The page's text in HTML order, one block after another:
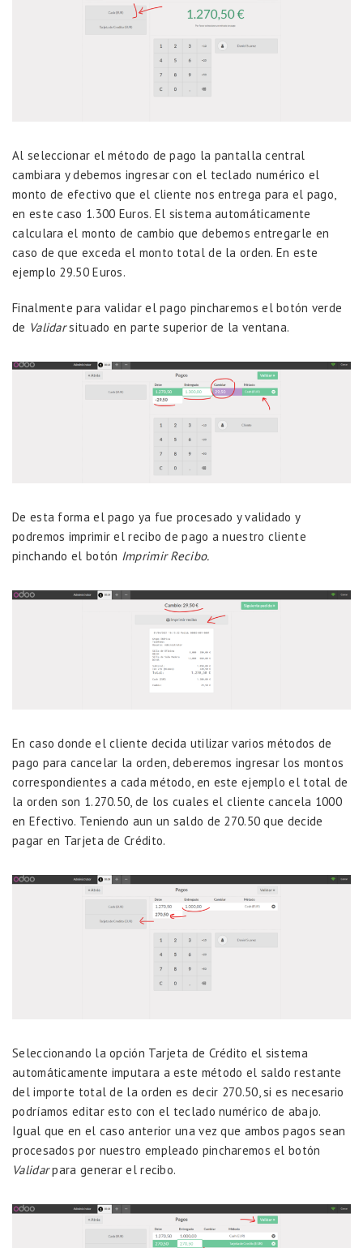
Al seleccionar el método de pago la pantalla central
cambiara y debemos ingresar con el teclado numérico el
monto de efectivo que el cliente nos entrega para el pago,
en este caso 1.300 Euros. El sistema automáticamente
calculara el monto de cambio que debemos entregarle en
caso de que exceda el monto total de la orden. En este
ejemplo 29.50 Euros.
Finalmente para validar el pago pincharemos el botón verde
de Validarsituado en parte superior de la ventana.
De esta forma el pago ya fue procesado y validado y
podremos imprimir el recibo de pago a nuestro cliente
pinchando el botón Imprimir Recibo.
En caso donde el cliente decida utilizar varios métodos de
pago para cancelar la orden, deberemos ingresar los montos
correspondientes a cada método, en este ejemplo el total de
la orden son 1.270.50, de los cuales el cliente cancela 1000
en Efectivo. Teniendo aun un saldo de 270.50 que decide
pagar en Tarjeta de Crédito.
Seleccionando la opción Tarjeta de Crédito el sistema
automáticamente imputara a este método el saldo restante
del importe total de la orden es decir 270.50, si es necesario
podríamos editar esto con el teclado numérico de abajo.
Igual que en el caso anterior una vez que ambos pagos sean
procesados por nuestro empleado pincharemos el botón
Validarpara generar el recibo.